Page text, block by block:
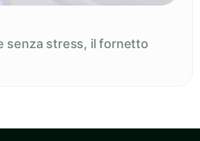
senza stress, il fornetto